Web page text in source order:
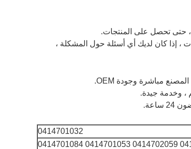
، إذا كان لديك أي أسئلة حول المشكلة ،
0414701032